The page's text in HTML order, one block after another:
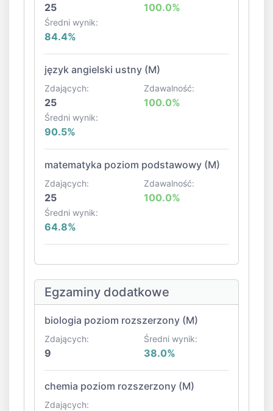
25 100.0%
Średni wynik:
84.4%
język angielski ustny (M)
Zdających:
25
Zdawalność:
100.0%
Średni wynik:
90.5%
matematyka poziom podstawowy (M)
Zdających:
25
Zdawalność:
100.0%
Średni wynik:
64.8%
Egzaminy dodatkowe
biologia poziom rozszerzony (M)
Zdających:
9
Średni wynik:
38.0%
chemia poziom rozszerzony (M)
Zdających: